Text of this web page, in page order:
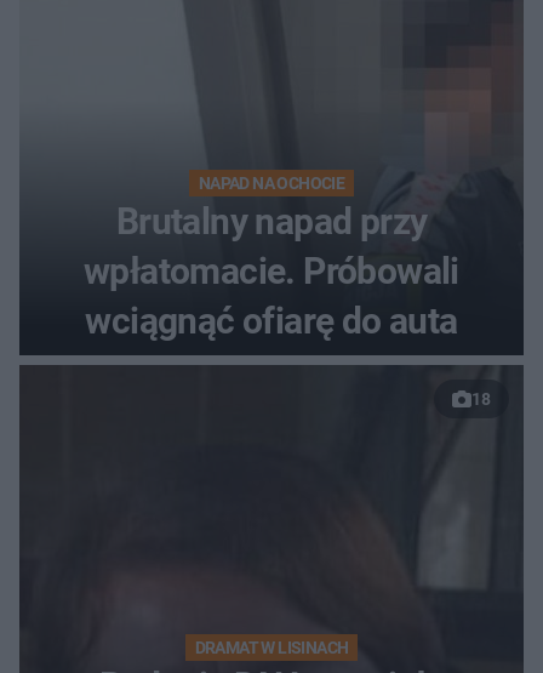
NAPAD NA OCHOCIE
Brutalny napad przy
wpłatomacie. Próbowali
wciągnąć ofiarę do auta
18
DRAMAT W LISINACH